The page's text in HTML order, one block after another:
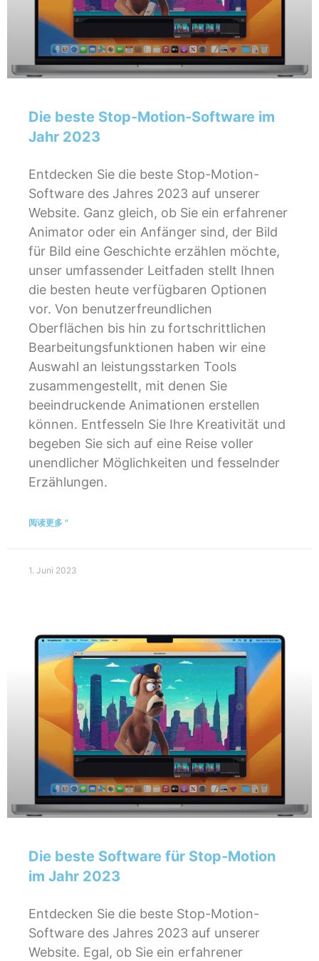
Die beste Stop-Motion-Software im
Jahr 2023
Entdecken Sie die beste Stop-Motion-
Software des Jahres 2023 auf unserer
Website. Ganz gleich, ob Sie ein erfahrener
Animator oder ein Anfänger sind, der Bild
für Bild eine Geschichte erzählen möchte,
unser umfassender Leitfaden stellt Ihnen
die besten heute verfügbaren Optionen
vor. Von benutzerfreundlichen
Oberflächen bis hin zu fortschrittlichen
Bearbeitungsfunktionen haben wir eine
Auswahl an leistungsstarken Tools
zusammengestellt, mit denen Sie
beeindruckende Animationen erstellen
können. Entfesseln Sie Ihre Kreativität und
begeben Sie sich auf eine Reise voller
unendlicher Möglichkeiten und fesselnder
Erzählungen.
阅读更多 "
1. Juni 2023
Die beste Software für Stop-Motion
im Jahr 2023
Entdecken Sie die beste Stop-Motion-
Software des Jahres 2023 auf unserer
Website. Egal, ob Sie ein erfahrener